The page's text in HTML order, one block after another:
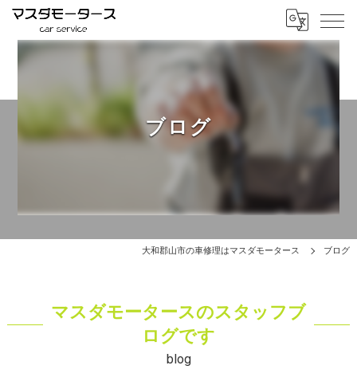
ブログ
大和郡山市の車修理はマスダモータース ブログ
マスダモータースのスタッフブ
ログです
blog